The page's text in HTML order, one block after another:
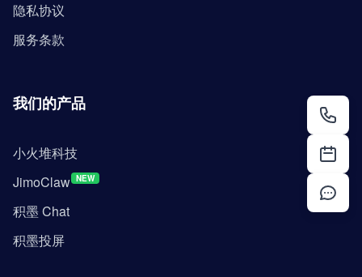
隐私协议
服务条款
我们的产品
小火堆科技
JimoClaw NEW
积墨 Chat
积墨投屏